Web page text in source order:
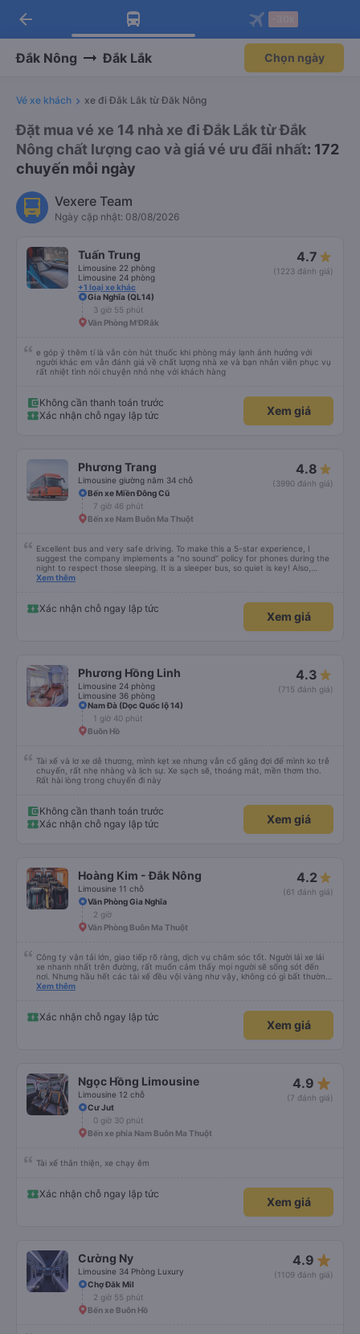
Tải app Vexere ngay!
Nhận ưu đãi thành viên độc
Mở app
Tải app Vexere
-30k/ghế khi đặt vé máy bay qua
Mở app
arrow_back
Đắk Nông Đắk Lắk Chọn ngày
Vé xe khách xe đi Đắk Lắk từ Đăk Nông
Đặt mua vé xe 14 nhà xe đi Đắk Lắk từ Đắk
Nông chất lượng cao và giá vé ưu đãi nhất: 172
chuyến mỗi ngày
Vexere Team
Ngày cập nhật: 08/08/2026
Tuấn Trung
Limousine 22 phòng
Limousine 24 phòng
+1 loại xe khác
4.7
(1223 đánh giá)
Gia Nghĩa (QL14)
3 giờ 55 phút
Văn Phòng M’ĐRắk
e góp ý thêm tí là vẫn còn hút thuốc khi phòng máy lạnh ảnh hưởng với
người khác em vẫn đánh giá về chất lượng nhà xe và bạn nhân viên phục vụ
rất nhiệt tình nói chuyện nhỏ nhẹ với khách hàng
Không cần thanh toán trước
Xác nhận chỗ ngay lập tức
Xem giá
Phương Trang
Limousine giường nằm 34 chỗ
4.8
(3990 đánh giá)
Bến xe Miền Đông Cũ
7 giờ 46 phút
Bến xe Nam Buôn Ma Thuột
Excellent bus and very safe driving. To make this a 5-star experience, I
suggest the company implements a "no sound" policy for phones during the
night to respect those sleeping. It is a sleeper bus, so quiet is key! Also,
please display the Wi-Fi password clearly inside the cabin for convenience. I
quy định rõ ràng về việc giữ im lặng (tắt âm thanh điện thoại) vào ban đêm
để tránh làm phiền hành khách khác ngủ. Ngoài ra, nhà xe nên dán sẵn mật
khẩu Wi-Fi trong xe để hành khách dễ dàng sử dụng. Tôi vẫn sẽ tiếp tục ủng
Xem thêm
Xác nhận chỗ ngay lập tức
Xem giá
Phương Hồng Linh
Limousine 24 phòng
Limousine 36 phòng
4.3
(715 đánh giá)
Nam Đà (Dọc Quốc lộ 14)
1 giờ 40 phút
Buôn Hồ
Tài xế và lơ xe dễ thương, mình kẹt xe nhưng vẫn cố gắng đợi để mình ko trễ
chuyến, rất nhẹ nhàng và lịch sự. Xe sạch sẽ, thoáng mát, mền thơm tho.
Rất hài lòng trong chuyến đi này
Không cần thanh toán trước
Xác nhận chỗ ngay lập tức
Xem giá
Hoàng Kim - Đắk Nông
Limousine 11 chỗ
4.2
(61 đánh giá)
Văn Phòng Gia Nghĩa
2 giờ
Văn Phòng Buôn Ma Thuột
Công ty vận tải lớn, giao tiếp rõ ràng, dịch vụ chăm sóc tốt. Người lái xe lái
xe nhanh nhất trên đường, rất muốn cảm thấy mọi người sẽ sống sót đến
nơi. Nhưng hầu hết các tài xế đều vội vàng như vậy, không có gì bất thường
cả.
Xem thêm
Xác nhận chỗ ngay lập tức
Xem giá
Ngọc Hồng Limousine
Limousine 12 chỗ
4.9 star_rate
(7 đánh giá)
Cư Jut
0 giờ 30 phút
Bến xe phía Nam Buôn Ma Thuột
Tài xế thân thiện, xe chạy êm
Xác nhận chỗ ngay lập tức
Xem giá
Cường Ny
Limousine 34 Phòng Luxury
4.9 star_rate
(1109 đánh giá)
Chợ Đăk Mil
2 giờ 55 phút
Bến xe Buôn Hồ